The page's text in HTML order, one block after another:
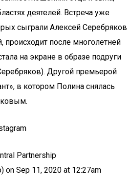
деятелей. Встреча уже
сыграли Алексей Серебряков
после многолетней
на экране в образе подруги
Другой премьерой
в котором Полина снялась
Partnership
on Sep 11, 2020 at 12:27am